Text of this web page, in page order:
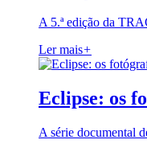
A 5.ª edição da
Ler mais+
Eclipse: os
A série documental